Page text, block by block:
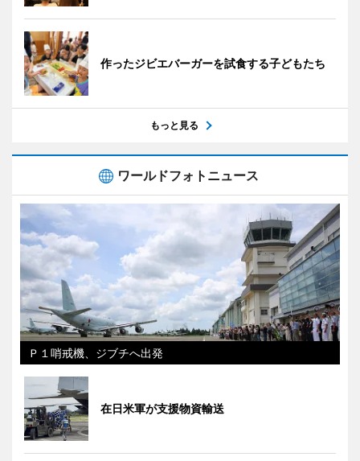
作ったジビエバーガーを試食する子どもたち
もっと見る
ワールドフォトニュース
Ｐ１哨戒機、ジブチへ出発
在日米軍が支援物資輸送